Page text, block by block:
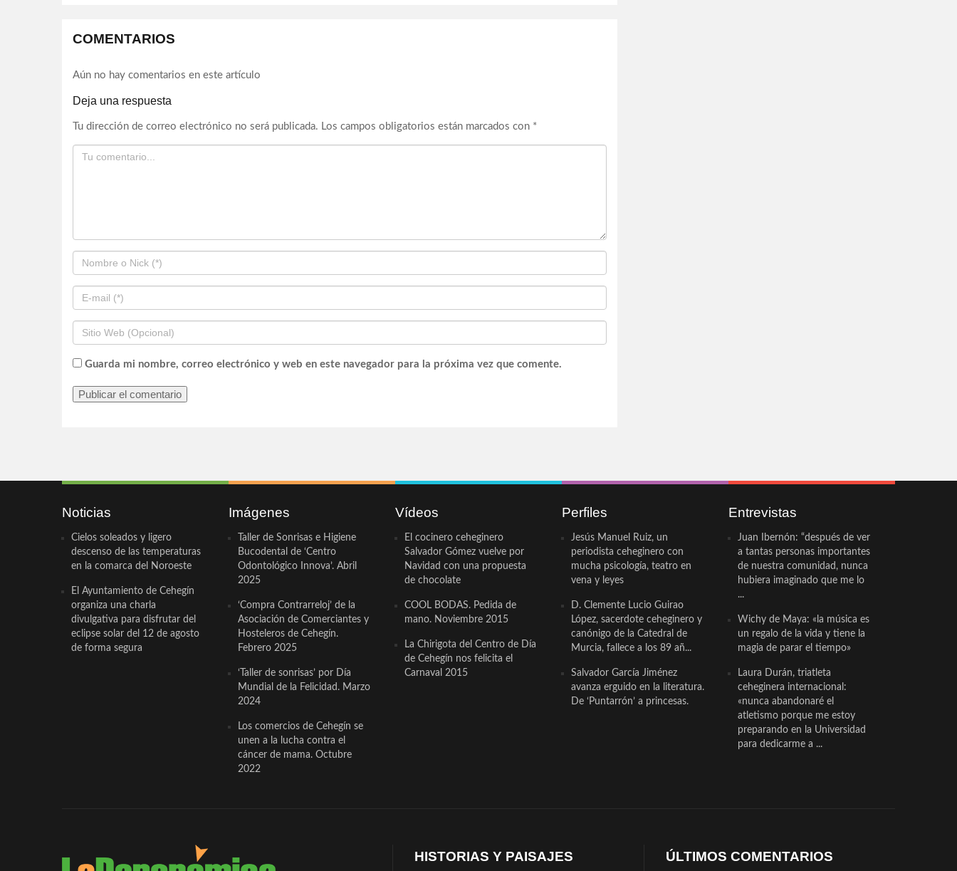
COMENTARIOS
Aún no hay comentarios en este artículo
Deja una respuesta
Tu dirección de correo electrónico no será publicada. Los campos obligatorios están marcados con *
Guarda mi nombre, correo electrónico y web en este navegador para la próxima vez que comente.
Noticias
Cielos soleados y ligero
descenso de las temperaturas
en la comarca del Noroeste
El Ayuntamiento de Cehegín
organiza una charla
divulgativa para disfrutar del
eclipse solar del 12 de agosto
de forma segura
Imágenes
Taller de Sonrisas e Higiene
Bucodental de ‘Centro
Odontológico Innova’. Abril
2025
‘Compra Contrarreloj’ de la
Asociación de Comerciantes y
Hosteleros de Cehegín.
Febrero 2025
‘Taller de sonrisas’ por Día
Mundial de la Felicidad. Marzo
2024
Los comercios de Cehegín se
unen a la lucha contra el
cáncer de mama. Octubre
2022
Vídeos
El cocinero ceheginero
Salvador Gómez vuelve por
Navidad con una propuesta
de chocolate
COOL BODAS. Pedida de
mano. Noviembre 2015
La Chirigota del Centro de Día
de Cehegín nos felicita el
Carnaval 2015
Perfiles
Jesús Manuel Ruiz, un
periodista ceheginero con
mucha psicología, teatro en
vena y leyes
D. Clemente Lucio Guirao
López, sacerdote ceheginero y
canónigo de la Catedral de
Murcia, fallece a los 89 añ...
Salvador García Jiménez
avanza erguido en la literatura.
De ‘Puntarrón’ a princesas.
Entrevistas
Juan Ibernón: “después de ver
a tantas personas importantes
de nuestra comunidad, nunca
hubiera imaginado que me lo
...
Wichy de Maya: «la música es
un regalo de la vida y tiene la
magia de parar el tiempo»
Laura Durán, triatleta
ceheginera internacional:
«nunca abandonaré el
atletismo porque me estoy
preparando en la Universidad
para dedicarme a ...
HISTORIAS Y PAISAJES ÚLTIMOS COMENTARIOS